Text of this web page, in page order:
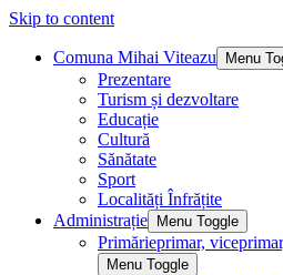
Skip to content
Comuna Mihai Viteazu Menu
Prezentare
Turism și dezvoltare
Educație
Cultură
Sănătate
Sport
Localități Înfrățite
Administrație
Menu Toggle
Primărieprimar,
Menu Toggle